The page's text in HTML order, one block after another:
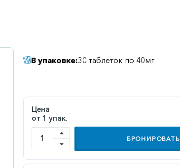
В упаковке:30 таблеток по 40мг
Цена
от 1 упак.
БРОНИРОВАТЬ